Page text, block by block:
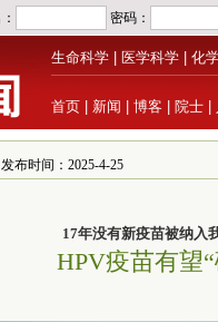
生命科学 医学科学 化
首页 新闻 博客 院士
发布时间：2025-4-25
17年没有新疫苗被纳入
HPV疫苗有望“